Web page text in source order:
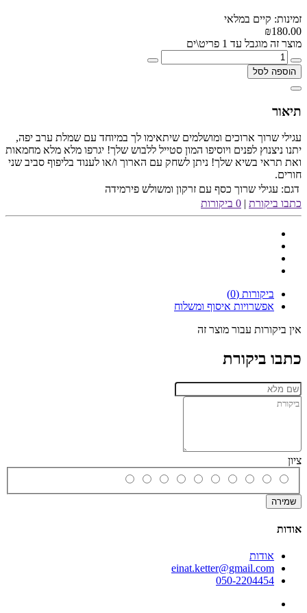
זמינות: קיים במלאי
₪180.00
מוצר זה מוגבל עד 1 פריט\ים
הוספה לסל
תיאור
עגילי שרוך ארוכים ומושלמים שיתאימו לך במיוחד עם שמלת ערב יפה,
יתנו ניצנוץ לפנים ויוסיפו המון סטייל ללבוש שלך! יגרפו מלא מלא מחמאות
ואת תראי בשיא שלך! ניתן לשחק עם הארוך ו/או לענוד בליפוף סביב שני
חורים.
דגם: עגילי שרוך כסף עם זרקון ומשולש פירמידה
כתבו ביקורת | 0 ביקורות
ביקורות (0)
אפשרויות איסוף ומשלוח
אין ביקורות עבור מוצר זה
כתבו ביקורת
ציון
שמירה
אודות
אודות
einat.ketter@gmail.com
050-2204454